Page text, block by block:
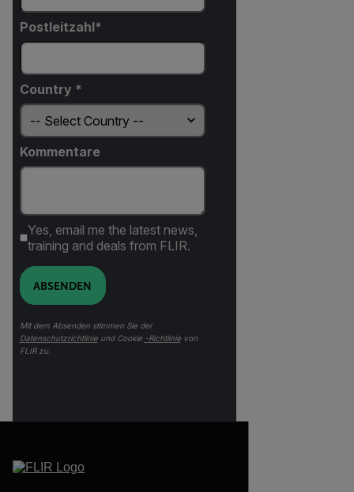
Postleitzahl*
Country *
Kommentare
Yes, email me the latest news,
training and deals from FLIR.
ABSENDEN
Mit dem Absenden stimmen Sie der
Datenschutzrichtlinieund Cookie -Richtlinievon
FLIR zu.